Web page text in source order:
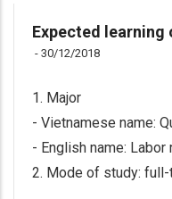
Expected learning
- 30/12/2018
1. Major
- Vietnamese name:
- English name: Labor
2. Mode of study: